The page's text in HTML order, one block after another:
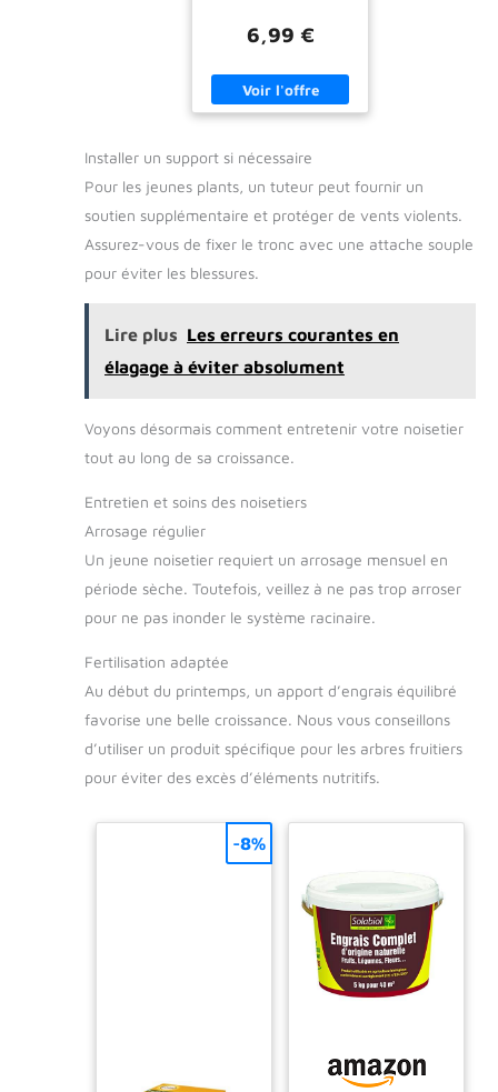
6,99 €
Installer un support si nécessaire
Pour les jeunes plants, un tuteur peut fournir un
soutien supplémentaire et protéger de vents violents.
Assurez-vous de fixer le tronc avec une attache souple
pour éviter les blessures.
Lire plus Les erreurs courantes en
élagage à éviter absolument
Voyons désormais comment entretenir votre noisetier
tout au long de sa croissance.
Entretien et soins des noisetiers
Arrosage régulier
Un jeune noisetier requiert un arrosage mensuel en
période sèche. Toutefois, veillez à ne pas trop arroser
pour ne pas inonder le système racinaire.
Fertilisation adaptée
Au début du printemps, un apport d’engrais équilibré
favorise une belle croissance. Nous vous conseillons
d’utiliser un produit spécifique pour les arbres fruitiers
pour éviter des excès d’éléments nutritifs.
-8%